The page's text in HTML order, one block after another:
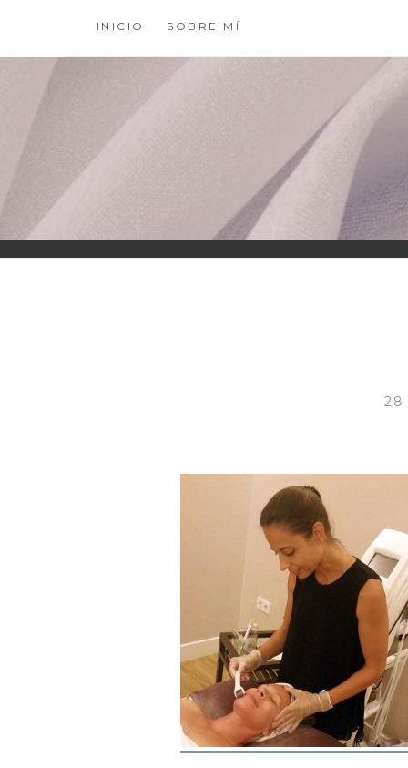
contenido
INICIO SOBRE MÍ
XIOMY LAMADRID
28